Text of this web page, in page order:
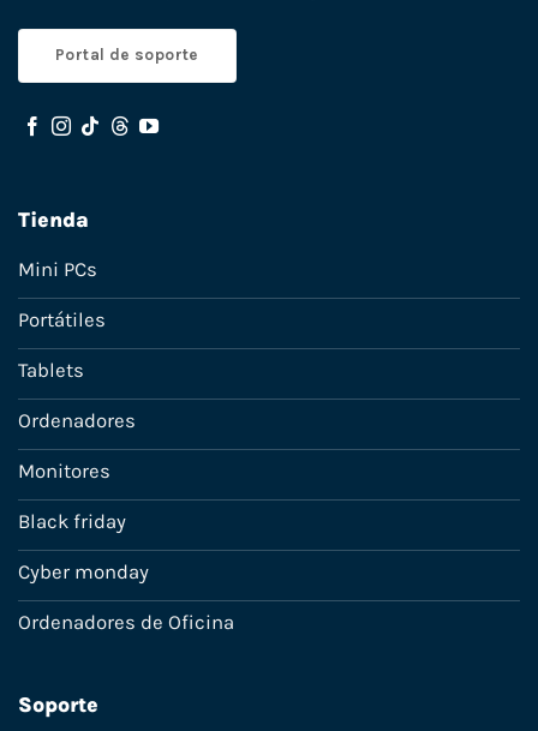
Portal de soporte
Tienda
Mini PCs
Portátiles
Tablets
Ordenadores
Monitores
Black friday
Cyber monday
Ordenadores de Oficina
Soporte